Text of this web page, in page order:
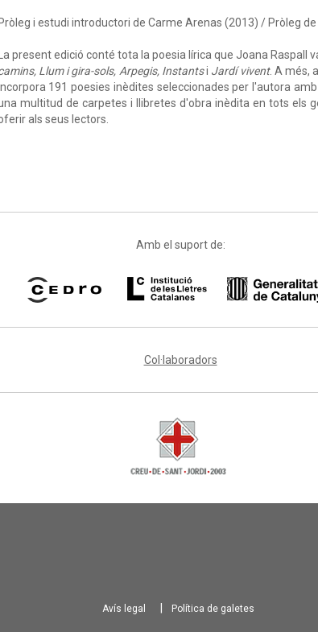
Pròleg i estudi introductori de Carme Arenas (2013) / Pròleg
La present edició conté tota la poesia lírica que Joana Raspall
Llum i gira-sols, Arpegis, Instantsi Jardí vivent. A més,
191 poesies inèdites seleccionades per l'autora
multitud de carpetes i llibretes d'obra inèdita en tots els
als seus lectors.
Amb el suport de:
Col·laboradors
Avís legal Política de galetes